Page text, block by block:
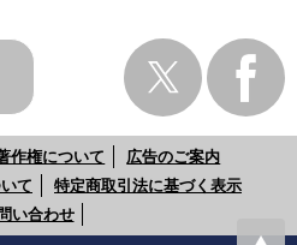
作権について
広告のご案内
て
特定商取引法に基づく表示
い合わせ